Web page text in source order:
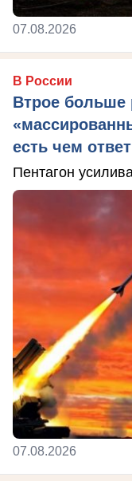
07.08.2026
В России
Втрое больше
есть чем
Пентагон
07.08.2026